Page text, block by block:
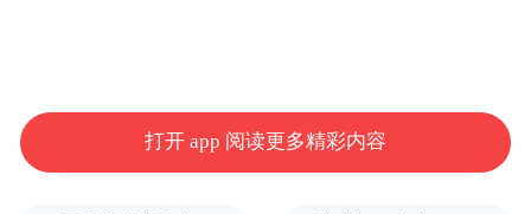
打开 app 阅读更多精彩内容